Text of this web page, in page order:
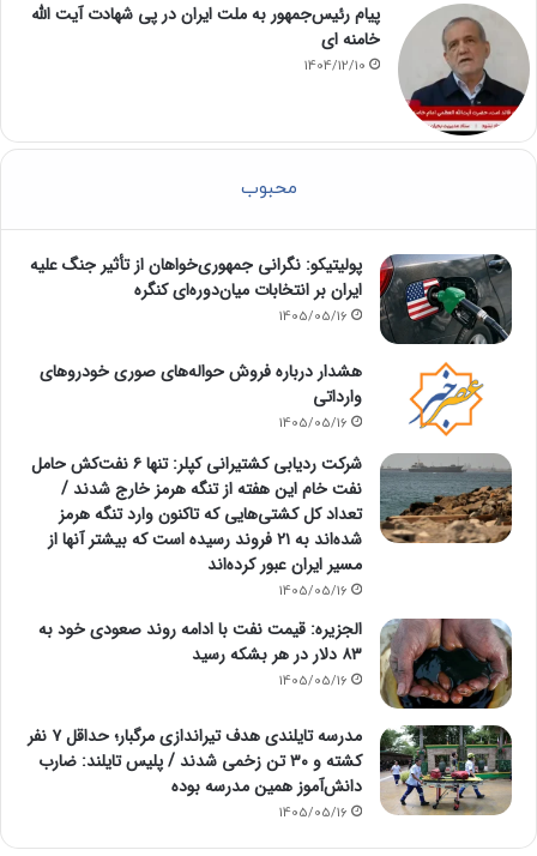
پیام رئیس‌جمهور به ملت ایران در پی شهادت آیت الله
خامنه ای
1404/12/10
محبوب
پولیتیکو: نگرانی جمهوری‌خواهان از تأثیر جنگ علیه
ایران بر انتخابات میان‌دوره‌ای کنگره
1405/05/16
هشدار درباره فروش حواله‌های صوری خودروهای
وارداتی
1405/05/16
شرکت ردیابی کشتیرانی کپلر: تنها ۶ نفت‌کش حامل
نفت خام این هفته از تنگه هرمز خارج شدند /
تعداد کل کشتی‌هایی که تاکنون وارد تنگه هرمز
شده‌اند به ۲۱ فروند رسیده است که بیشتر آنها از
مسیر ایران عبور کرده‌اند
1405/05/16
الجزیره: قیمت نفت با ادامه روند صعودی خود به
۸۳ دلار در هر بشکه رسید
1405/05/16
مدرسه تایلندی هدف تیراندازی مرگبار؛ حداقل ۷ نفر
کشته و ۳۰ تن زخمی شدند / پلیس تایلند: ضارب
دانش‌آموز همین مدرسه بوده
1405/05/16